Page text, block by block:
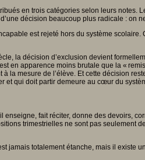
en trois catégories selon leurs notes.
décision beaucoup plus radicale : on
est rejeté hors du système
la décision d’exclusion devient
apparence moins brutale que la «
mesure de l’élève. Et cette décision
et qui doit partir demeure au cœur du
fait réciter, donne des devoirs,
trimestrielles ne sont pas
jamais totalement étanche, mais il existe